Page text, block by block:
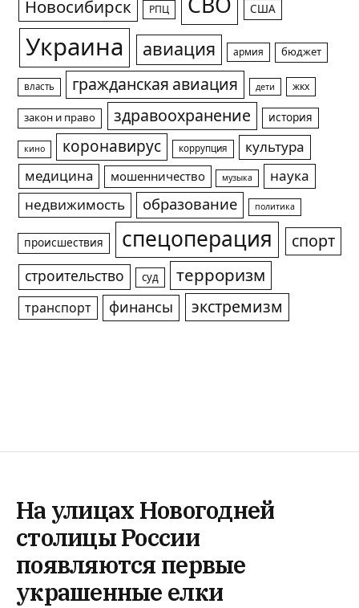
Новосибирск РПЦ СВО США
Украина авиация армия бюджет
власть гражданская авиация дети жкх
закон и право здравоохранение история
кино коронавирус коррупция
культура
медицина
мошенничество музыка
наука
недвижимость
образование политика
происшествия спецоперация спорт
строительство суд терроризм
транспорт финансы экстремизм
На улицах Новогодней
столицы России
появляются первые
украшенные елки